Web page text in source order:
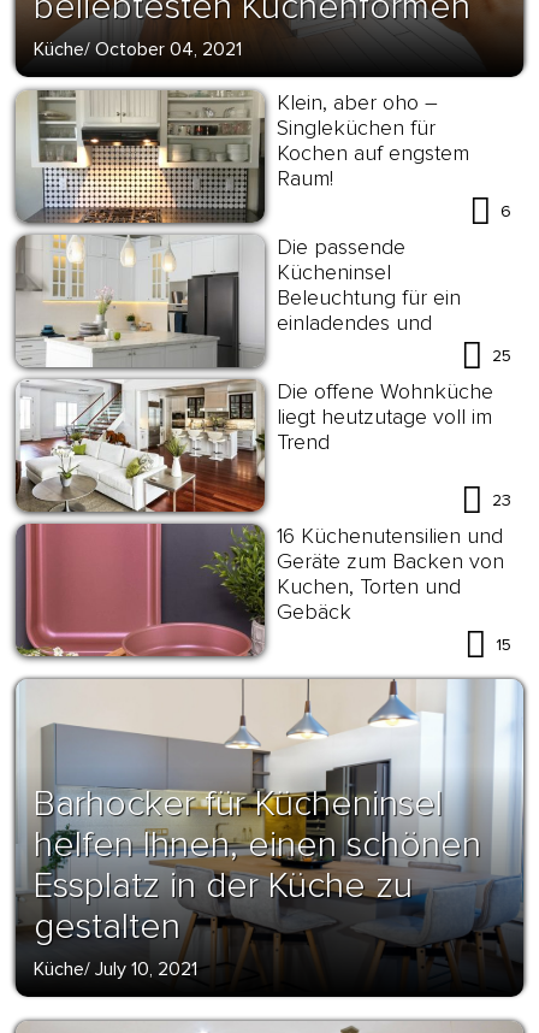
Küche/ October 04, 2021
Klein, aber oho –
Singleküchen für
Kochen auf engstem
Raum!
6
Die passende
Kücheninsel
Beleuchtung für ein
einladendes und
funktionales Ambiente
25
Die offene Wohnküche
liegt heutzutage voll im
Trend
23
16 Küchenutensilien und
Geräte zum Backen von
Kuchen, Torten und
Gebäck
15
Barhocker für Kücheninsel
helfen Ihnen, einen schönen
Essplatz in der Küche zu
gestalten
Küche/ July 10, 2021